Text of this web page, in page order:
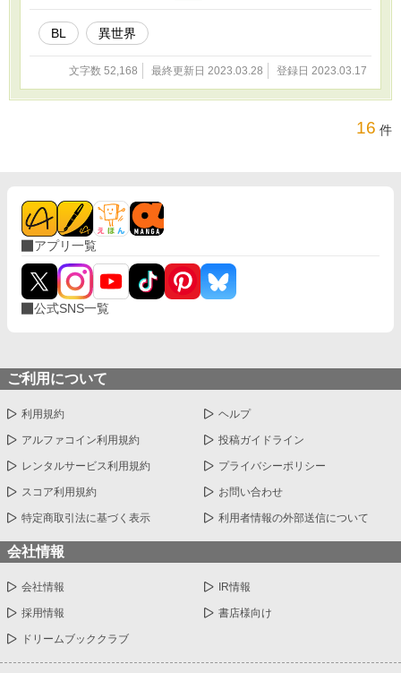
BL 異世界
文字数 52,168 最終更新日 2023.03.28 登録日 2023.03.17
16 件
アプリ一覧
公式SNS一覧
ご利用について
利用規約 ヘルプ
アルファコイン利用規約 投稿ガイドライン
レンタルサービス利用規約 プライバシーポリシー
スコア利用規約 お問い合わせ
特定商取引法に基づく表示 利用者情報の外部送信について
会社情報
会社情報 IR情報
採用情報 書店様向け
ドリームブッククラブ